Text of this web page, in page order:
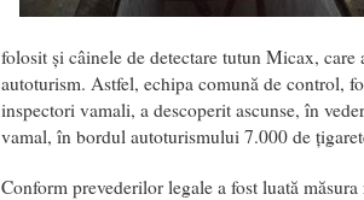
folosit şi câinele de detectare tutun Micax,
autoturism. Astfel, echipa comună de control,
inspectori vamali, a descoperit ascunse, în
vamal, în bordul autoturismului 7.000 de
Conform prevederilor legale a fost luată